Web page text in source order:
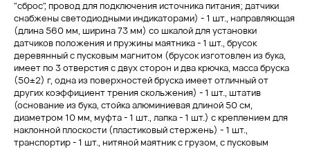
"сброс", провод для подключения источника питания; датчики
снабжены светодиодными индикаторами) - 1 шт., направляющая
(длина 560 мм, ширина 73 мм) со шкалой для установки
датчиков положения и пружины маятника - 1 шт., брусок
деревянный с пусковым магнитом (брусок изготовлен из бука,
имеет по 3 отверстия с двух сторон и два крючка, масса бруска
(50±2) г, одна из поверхностей бруска имеет отличный от
других коэффициент трения скольжения) - 1 шт., штатив
(основание из бука, стойка алюминиевая длиной 50 см,
диаметром 10 мм, муфта - 1 шт., лапка - 1 шт.) с креплением для
наклонной плоскости (пластиковый стержень) - 1 шт.,
транспортир - 1 шт., нитяной маятник с грузом, с пусковым